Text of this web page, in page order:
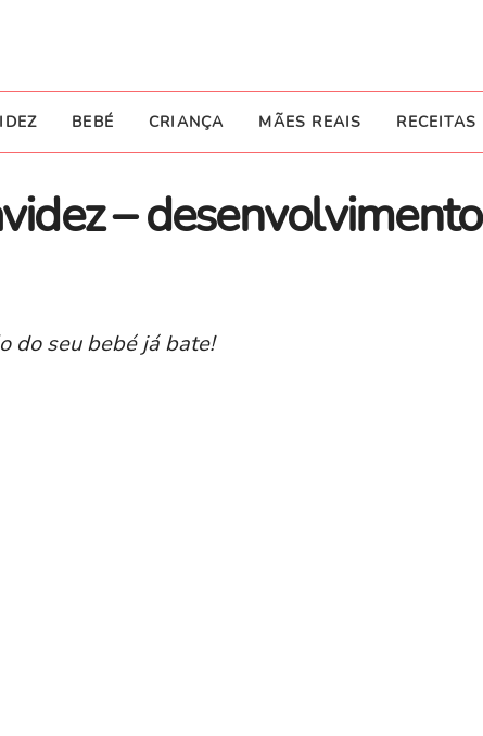
BEBÉ CRIANÇA MÃES REAIS RECEITAS
– desenvolvimento
do seu bebé já bate!